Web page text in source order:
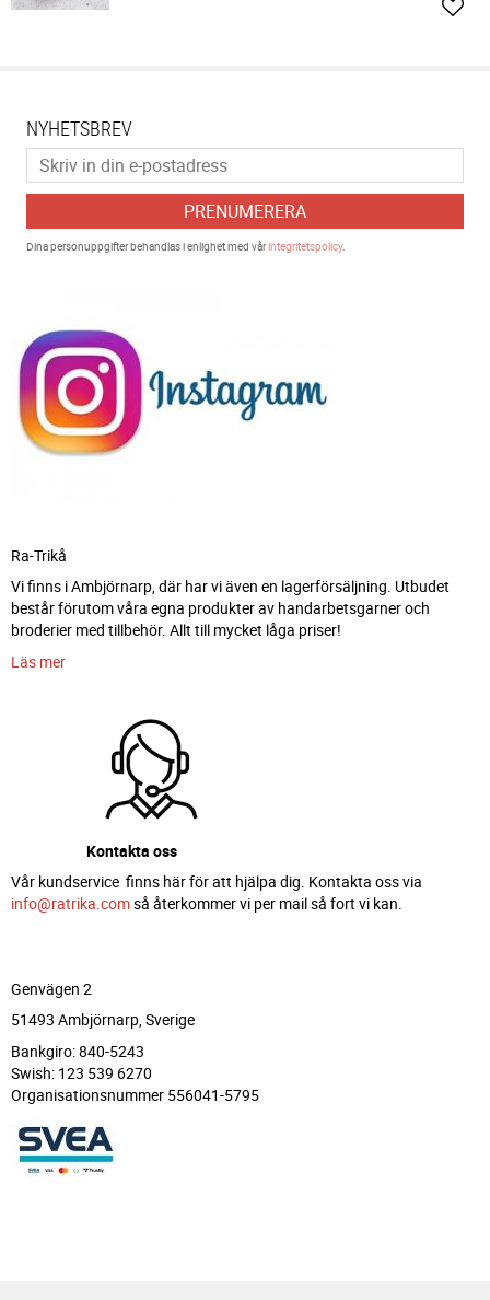
NYHETSBREV
PRENUMERERA
Dina personuppgifter behandlas i enlighet med vårintegritetspolicy.
Ra-Trikå
Vi finns i Ambjörnarp, där har vi även en lagerförsäljning. Utbudet
består förutom våra egna produkter av handarbetsgarner och
broderier med tillbehör. Allt till mycket låga priser!
Läs mer
Kontakta oss
Vår kundservice finns här för att hjälpa dig. Kontakta oss via
info@ratrika.comså återkommer vi per mail så fort vi kan.
Genvägen 2
51493 Ambjörnarp, Sverige
Bankgiro: 840-5243
Swish: 123 539 6270
Organisationsnummer 556041-5795